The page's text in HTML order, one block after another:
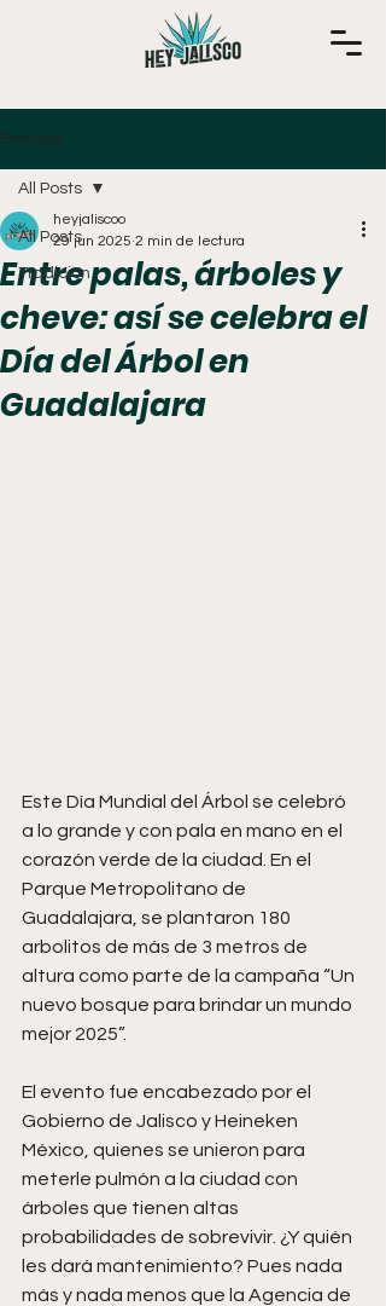
Entrada
All Posts
Tradición
All Posts
Entre palas, árboles y
cheve: así se celebra el
Día del Árbol en
Guadalajara
heyjaliscoo
29 jun 2025 2 min de lectura
Este Día Mundial del Árbol se celebró
a lo grande y con pala en mano en el
corazón verde de la ciudad. En el
Parque Metropolitano de
Guadalajara, se plantaron 180
arbolitos de más de 3 metros de
altura como parte de la campaña “Un
nuevo bosque para brindar un mundo
mejor 2025”.
El evento fue encabezado por el
Gobierno de Jalisco y Heineken
México, quienes se unieron para
meterle pulmón a la ciudad con
árboles que tienen altas
probabilidades de sobrevivir. ¿Y quién
les dará mantenimiento? Pues nada
más y nada menos que la Agencia de